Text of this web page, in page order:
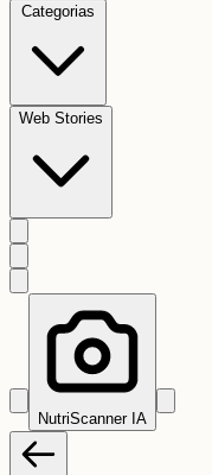
Categorias
Web Stories
NutriScanner IA